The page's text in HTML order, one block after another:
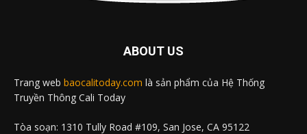
ABOUT US
Trang web baocalitoday.com là sản phẩm của Hệ Thống
Truyền Thông Cali Today
Tòa soạn: 1310 Tully Road #109, San Jose, CA 95122